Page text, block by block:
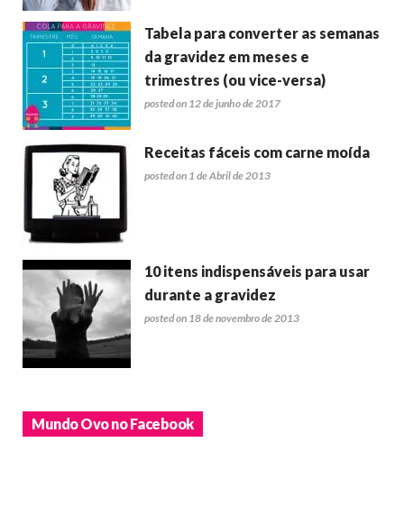
Tabela para converter as semanas
da gravidez em meses e
trimestres (ou vice-versa)
posted on 12 de junho de 2017
Receitas fáceis com carne moída
posted on 1 de Abril de 2013
10 itens indispensáveis para usar
durante a gravidez
posted on 18 de novembro de 2013
Mundo Ovo no Facebook